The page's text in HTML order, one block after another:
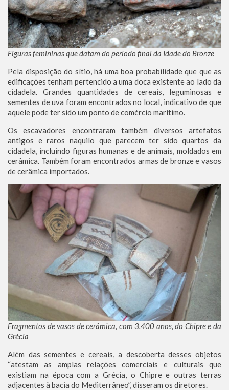
Figuras femininas que datam do período final da Idade do Bronze
Pela disposição do sítio, há uma boa probabilidade que que as
edificações tenham pertencido a uma doca existente ao lado da
cidadela. Grandes quantidades de cereais, leguminosas e
sementes de uva foram encontrados no local, indicativo de que
aquele pode ter sido um ponto de comércio marítimo.
Os escavadores encontraram também diversos artefatos
antigos e raros naquilo que parecem ter sido quartos da
cidadela, incluindo figuras humanas e de animais, moldados em
cerâmica. Também foram encontrados armas de bronze e vasos
de cerâmica importados.
Fragmentos de vasos de cerâmica, com 3.400 anos, do Chipre e da
Grécia
Além das sementes e cereais, a descoberta desses objetos
“atestam as amplas relações comerciais e culturais que
existiam na época com a Grécia, o Chipre e outras terras
adjacentes à bacia do Mediterrâneo”, disseram os diretores.